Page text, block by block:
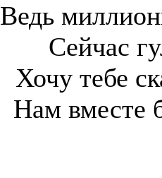
Ведь
Сейчас
Хочу тебе
Нам вместе